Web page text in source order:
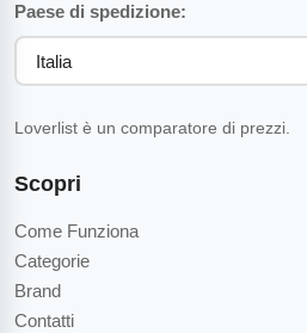
Scopri
Come Funziona
Categorie
Brand
Contatti
Paese di spedizione:
Loverlist è un comparatore di prezzi.